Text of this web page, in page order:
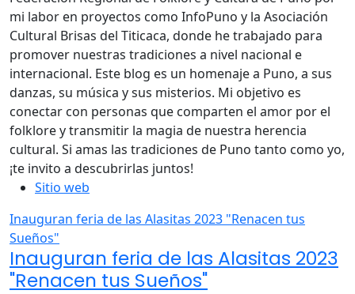
mi labor en proyectos como InfoPuno y la Asociación
Cultural Brisas del Titicaca, donde he trabajado para
promover nuestras tradiciones a nivel nacional e
internacional. Este blog es un homenaje a Puno, a sus
danzas, su música y sus misterios. Mi objetivo es
conectar con personas que comparten el amor por el
folklore y transmitir la magia de nuestra herencia
cultural. Si amas las tradiciones de Puno tanto como yo,
¡te invito a descubrirlas juntos!
Sitio web
Inauguran feria de las Alasitas 2023 "Renacen tus
Sueños"
Inauguran feria de las Alasitas 2023
"Renacen tus Sueños"